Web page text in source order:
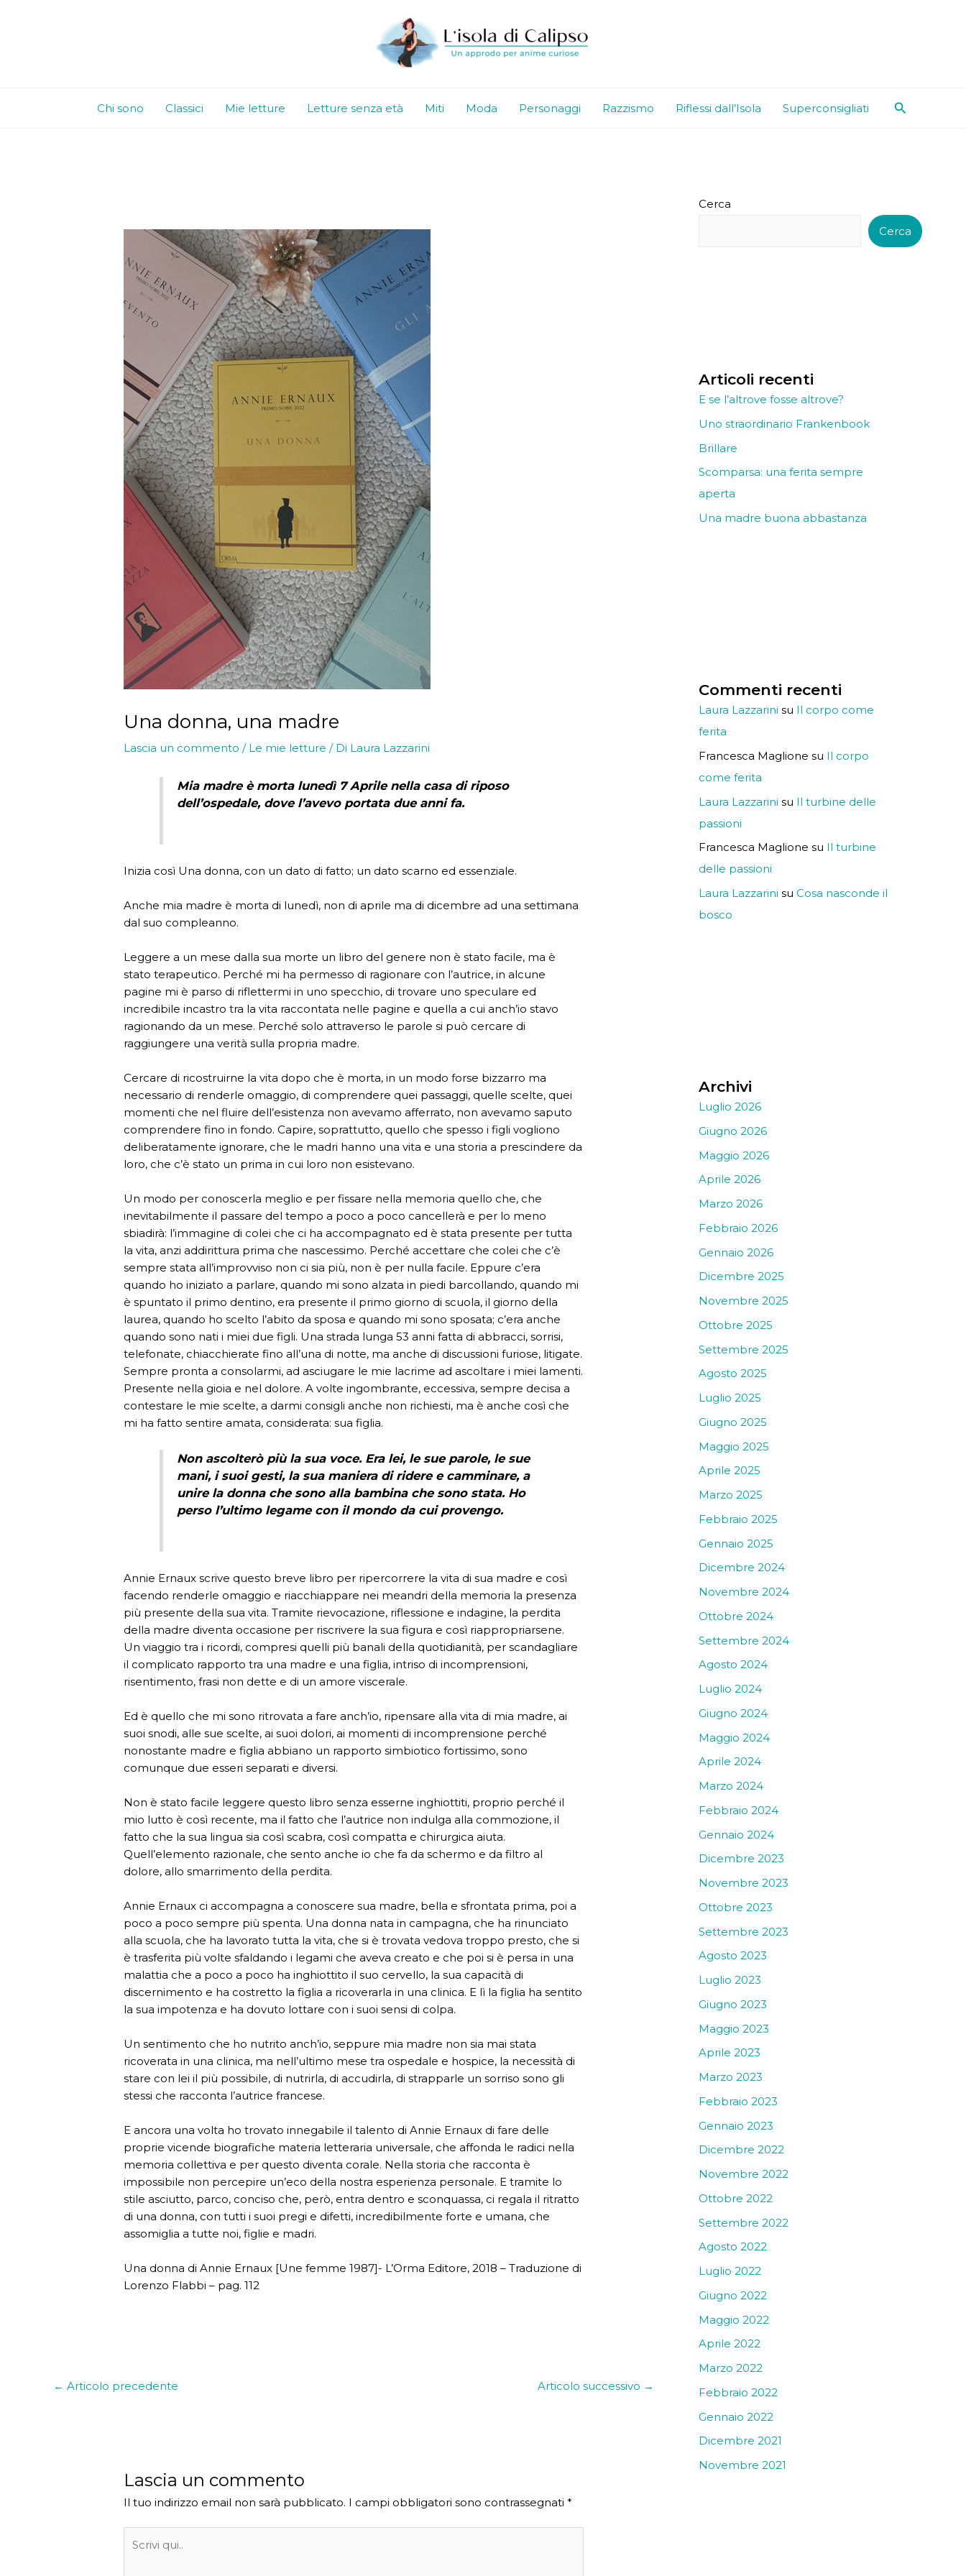
Chi sono Classici Mie letture Letture senza età Miti Moda Personaggi Razzismo Riflessi dall’Isola Superconsigliati Cerca
Una donna, una madre
Lascia un commento / Le mie letture / Di Laura Lazzarini
Mia madre è morta lunedì 7 Aprile nella casa di riposo
dell’ospedale, dove l’avevo portata due anni fa.
Inizia così Una donna, con un dato di fatto; un dato scarno ed essenziale.
Anche mia madre è morta di lunedì, non di aprile ma di dicembre ad una settimana
dal suo compleanno.
Leggere a un mese dalla sua morte un libro del genere non è stato facile, ma è
stato terapeutico. Perché mi ha permesso di ragionare con l’autrice, in alcune
pagine mi è parso di riflettermi in uno specchio, di trovare uno speculare ed
incredibile incastro tra la vita raccontata nelle pagine e quella a cui anch’io stavo
ragionando da un mese. Perché solo attraverso le parole si può cercare di
raggiungere una verità sulla propria madre.
Cercare di ricostruirne la vita dopo che è morta, in un modo forse bizzarro ma
necessario di renderle omaggio, di comprendere quei passaggi, quelle scelte, quei
momenti che nel fluire dell’esistenza non avevamo afferrato, non avevamo saputo
comprendere fino in fondo. Capire, soprattutto, quello che spesso i figli vogliono
deliberatamente ignorare, che le madri hanno una vita e una storia a prescindere da
loro, che c’è stato un prima in cui loro non esistevano.
Un modo per conoscerla meglio e per fissare nella memoria quello che, che
inevitabilmente il passare del tempo a poco a poco cancellerà e per lo meno
sbiadirà: l’immagine di colei che ci ha accompagnato ed è stata presente per tutta
la vita, anzi addirittura prima che nascessimo. Perché accettare che colei che c’è
sempre stata all’improvviso non ci sia più, non è per nulla facile. Eppure c’era
quando ho iniziato a parlare, quando mi sono alzata in piedi barcollando, quando mi
è spuntato il primo dentino, era presente il primo giorno di scuola, il giorno della
laurea, quando ho scelto l’abito da sposa e quando mi sono sposata; c’era anche
quando sono nati i miei due figli. Una strada lunga 53 anni fatta di abbracci, sorrisi,
telefonate, chiacchierate fino all’una di notte, ma anche di discussioni furiose, litigate.
Sempre pronta a consolarmi, ad asciugare le mie lacrime ad ascoltare i miei lamenti.
Presente nella gioia e nel dolore. A volte ingombrante, eccessiva, sempre decisa a
contestare le mie scelte, a darmi consigli anche non richiesti, ma è anche così che
mi ha fatto sentire amata, considerata: sua figlia.
Non ascolterò più la sua voce. Era lei, le sue parole, le sue
mani, i suoi gesti, la sua maniera di ridere e camminare, a
unire la donna che sono alla bambina che sono stata. Ho
perso l’ultimo legame con il mondo da cui provengo.
Annie Ernaux scrive questo breve libro per ripercorrere la vita di sua madre e così
facendo renderle omaggio e riacchiappare nei meandri della memoria la presenza
più presente della sua vita. Tramite rievocazione, riflessione e indagine, la perdita
della madre diventa occasione per riscrivere la sua figura e così riappropriarsene.
Un viaggio tra i ricordi, compresi quelli più banali della quotidianità, per scandagliare
il complicato rapporto tra una madre e una figlia, intriso di incomprensioni,
risentimento, frasi non dette e di un amore viscerale.
Ed è quello che mi sono ritrovata a fare anch’io, ripensare alla vita di mia madre, ai
suoi snodi, alle sue scelte, ai suoi dolori, ai momenti di incomprensione perché
nonostante madre e figlia abbiano un rapporto simbiotico fortissimo, sono
comunque due esseri separati e diversi.
Non è stato facile leggere questo libro senza esserne inghiottiti, proprio perché il
mio lutto è così recente, ma il fatto che l’autrice non indulga alla commozione, il
fatto che la sua lingua sia così scabra, così compatta e chirurgica aiuta.
Quell’elemento razionale, che sento anche io che fa da schermo e da filtro al
dolore, allo smarrimento della perdita.
Annie Ernaux ci accompagna a conoscere sua madre, bella e sfrontata prima, poi a
poco a poco sempre più spenta. Una donna nata in campagna, che ha rinunciato
alla scuola, che ha lavorato tutta la vita, che si è trovata vedova troppo presto, che si
è trasferita più volte sfaldando i legami che aveva creato e che poi si è persa in una
malattia che a poco a poco ha inghiottito il suo cervello, la sua capacità di
discernimento e ha costretto la figlia a ricoverarla in una clinica. E lì la figlia ha sentito
la sua impotenza e ha dovuto lottare con i suoi sensi di colpa.
Un sentimento che ho nutrito anch’io, seppure mia madre non sia mai stata
ricoverata in una clinica, ma nell’ultimo mese tra ospedale e hospice, la necessità di
stare con lei il più possibile, di nutrirla, di accudirla, di strapparle un sorriso sono gli
stessi che racconta l’autrice francese.
E ancora una volta ho trovato innegabile il talento di Annie Ernaux di fare delle
proprie vicende biografiche materia letteraria universale, che affonda le radici nella
memoria collettiva e per questo diventa corale. Nella storia che racconta è
impossibile non percepire un’eco della nostra esperienza personale. E tramite lo
stile asciutto, parco, conciso che, però, entra dentro e sconquassa, ci regala il ritratto
di una donna, con tutti i suoi pregi e difetti, incredibilmente forte e umana, che
assomiglia a tutte noi, figlie e madri.
Una donna di Annie Ernaux [Une femme 1987]- L’Orma Editore, 2018 – Traduzione di
Lorenzo Flabbi – pag. 112
← Articolo precedente Articolo successivo →
Lascia un commento
Il tuo indirizzo email non sarà pubblicato. I campi obbligatori sono contrassegnati*
qui..
Cerca
Cerca
Articoli recenti
E se l’altrove fosse altrove?
Uno straordinario Frankenbook
Brillare
Scomparsa: una ferita sempre
aperta
Una madre buona abbastanza
Commenti recenti
Laura Lazzarini su Il corpo come
ferita
Francesca Maglione su Il corpo
come ferita
Laura Lazzarini su Il turbine delle
passioni
Francesca Maglione su Il turbine
delle passioni
Laura Lazzarini su Cosa nasconde il
bosco
Archivi
Luglio 2026
Giugno 2026
Maggio 2026
Aprile 2026
Marzo 2026
Febbraio 2026
Gennaio 2026
Dicembre 2025
Novembre 2025
Ottobre 2025
Settembre 2025
Agosto 2025
Luglio 2025
Giugno 2025
Maggio 2025
Aprile 2025
Marzo 2025
Febbraio 2025
Gennaio 2025
Dicembre 2024
Novembre 2024
Ottobre 2024
Settembre 2024
Agosto 2024
Luglio 2024
Giugno 2024
Maggio 2024
Aprile 2024
Marzo 2024
Febbraio 2024
Gennaio 2024
Dicembre 2023
Novembre 2023
Ottobre 2023
Settembre 2023
Agosto 2023
Luglio 2023
Giugno 2023
Maggio 2023
Aprile 2023
Marzo 2023
Febbraio 2023
Gennaio 2023
Dicembre 2022
Novembre 2022
Ottobre 2022
Settembre 2022
Agosto 2022
Luglio 2022
Giugno 2022
Maggio 2022
Aprile 2022
Marzo 2022
Febbraio 2022
Gennaio 2022
Dicembre 2021
Novembre 2021